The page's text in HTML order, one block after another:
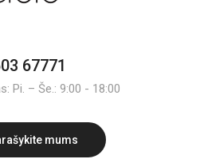
67771
Pi. – Še.: 9:00 - 18:00
mums